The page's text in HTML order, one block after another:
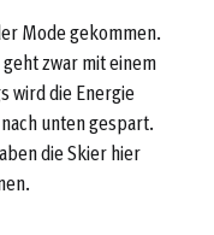
Mode gekommen.
zwar mit einem
wird die Energie
unten gespart.
die Skier hier